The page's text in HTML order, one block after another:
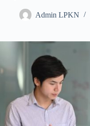
Admin LPKN